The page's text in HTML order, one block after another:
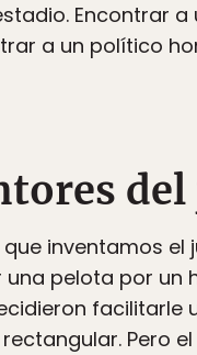
Encontrar a
a un político
del
inventamos el
pelota por un
facilitarle
Pero